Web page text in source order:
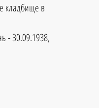
кладбище в
- 30.09.1938,